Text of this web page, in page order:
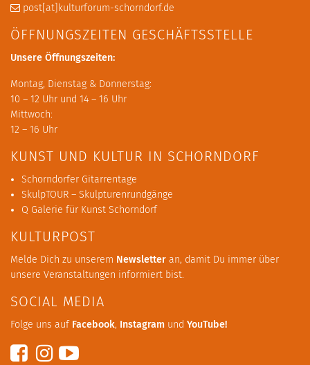
post[at]kulturforum-schorndorf.de
ÖFFNUNGSZEITEN GESCHÄFTSSTELLE
Unsere Öffnungszeiten:
Montag, Dienstag & Donnerstag:
10 – 12 Uhr und 14 – 16 Uhr
Mittwoch:
12 – 16 Uhr
KUNST UND KULTUR IN SCHORNDORF
Schorndorfer Gitarrentage
SkulpTOUR – Skulpturenrundgänge
Q Galerie für Kunst Schorndorf
KULTURPOST
Melde Dich zu unserem Newsletter an, damit Du immer über
unsere Veranstaltungen informiert bist.
SOCIAL MEDIA
Folge uns auf Facebook, Instagram und YouTube!